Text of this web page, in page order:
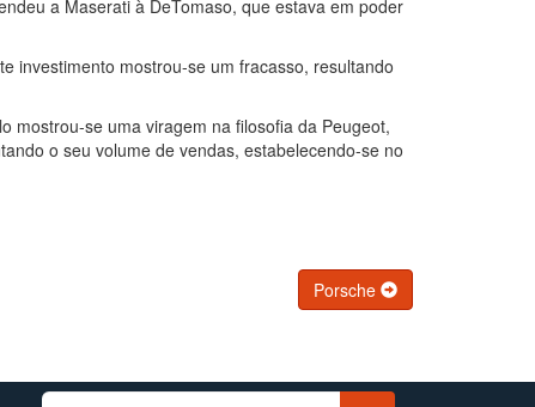
a Maserati à DeTomaso, que estava em poder
investimento mostrou-se um fracasso, resultando
mostrou-se uma viragem na filosofia da Peugeot,
o seu volume de vendas, estabelecendo-se no
Porsche